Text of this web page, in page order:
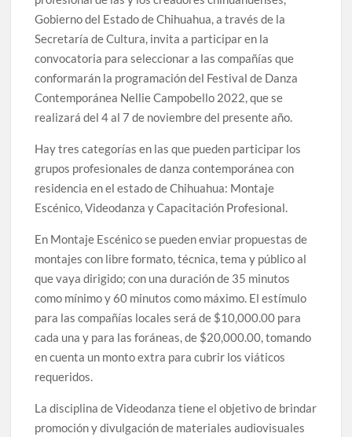
Arranca Ofech su Temporada de Conciertos de Verano con
presentaciones gratuitas en Palacio de Gobierno
Invita Secretaría de Cultura al Festival Omáwari 2026 a
celebrarse en Delicias
actividades gratuitas para este mes de julio
Gobierno del Estado de Chihuahua, a través de la
Secretaría de Cultura, invita a participar en la
convocatoria para seleccionar a las compañías que
conformarán la programación del Festival de Danza
Contemporánea Nellie Campobello 2022, que se
realizará del 4 al 7 de noviembre del presente año.
Hay tres categorías en las que pueden participar los
grupos profesionales de danza contemporánea con
residencia en el estado de Chihuahua: Montaje
Escénico, Videodanza y Capacitación Profesional.
En Montaje Escénico se pueden enviar propuestas de
montajes con libre formato, técnica, tema y público al
que vaya dirigido; con una duración de 35 minutos
como mínimo y 60 minutos como máximo. El estímulo
para las compañías locales será de $10,000.00 para
cada una y para las foráneas, de $20,000.00, tomando
en cuenta un monto extra para cubrir los viáticos
requeridos.
La disciplina de Videodanza tiene el objetivo de brindar
promoción y divulgación de materiales audiovisuales